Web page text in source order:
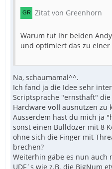
Zitat von Greenhorn
Warum tut Ihr beiden
und optimiert das zu einer
Na, schaumamal^^.
Ich fand ja die Idee sehr
Scriptsprache "ernsthaft"
Hardware voll ausnutzen zu
Ausserdem hast du mich ja
sonst einen Bulldozer mit 8
ohne sich die Finger mit
brechen?
Weiterhin gäbe es nun auch
UDF´s wie z.B. die BigNum